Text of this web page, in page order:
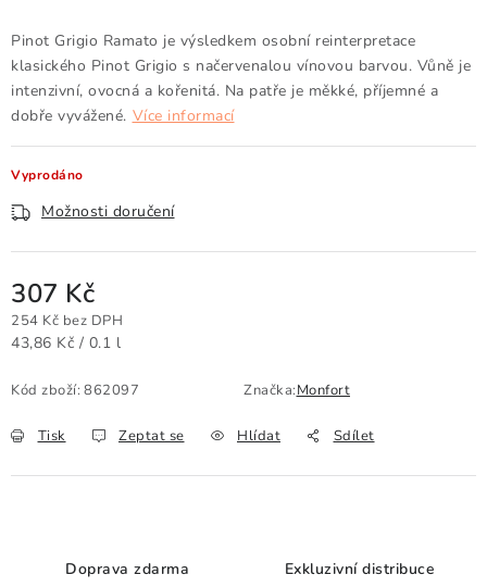
Pinot Grigio Ramato je výsledkem osobní reinterpretace
klasického Pinot Grigio s načervenalou vínovou barvou. Vůně je
intenzivní, ovocná a kořenitá. Na patře je měkké, příjemné a
dobře vyvážené. Více informací
Vyprodáno
Možnosti doručení
307 Kč
254 Kč bez DPH
Měrná cena:
43,86 Kč / 0.1 l
Kód zboží: 862097 Značka:Monfort
Tisk Zeptat se Hlídat Sdílet
Doprava zdarma Exkluzivní distribuce